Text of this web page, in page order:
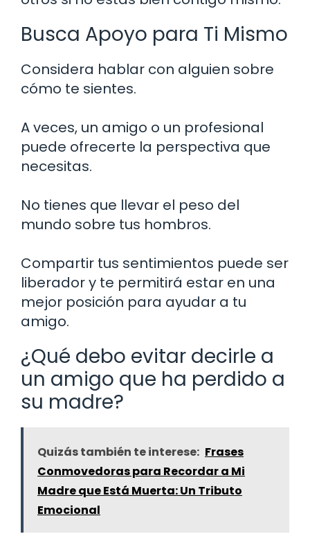
Busca Apoyo para Ti Mismo
Considera hablar con alguien sobre
cómo te sientes.
A veces, un amigo o un profesional
puede ofrecerte la perspectiva que
necesitas.
No tienes que llevar el peso del
mundo sobre tus hombros.
Compartir tus sentimientos puede ser
liberador y te permitirá estar en una
mejor posición para ayudar a tu
amigo.
¿Qué debo evitar decirle a
un amigo que ha perdido a
su madre?
Quizás también te interese: Frases
Conmovedoras para Recordar a Mi
Madre que Está Muerta: Un Tributo
Emocional